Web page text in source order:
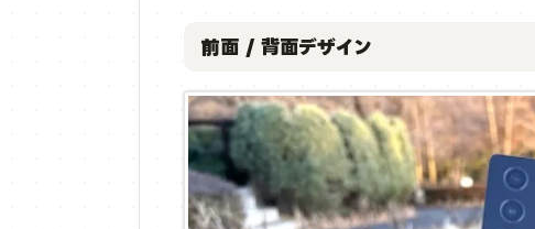
前面 / 背面デザイン